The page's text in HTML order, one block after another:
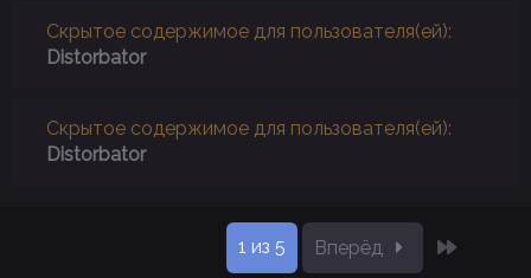
Скрытое содержимое для пользователя(ей):
Distorbator
Скрытое содержимое для пользователя(ей):
Distorbator
1 из 5 Вперёд